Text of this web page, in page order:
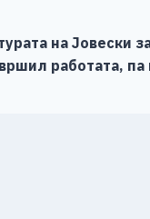
p
p
n
k
на Јовески
работата,